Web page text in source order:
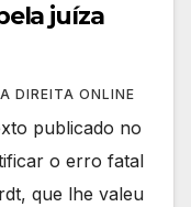
juíza
DIREITA ONLINE
publicado no
o erro fatal
que lhe valeu